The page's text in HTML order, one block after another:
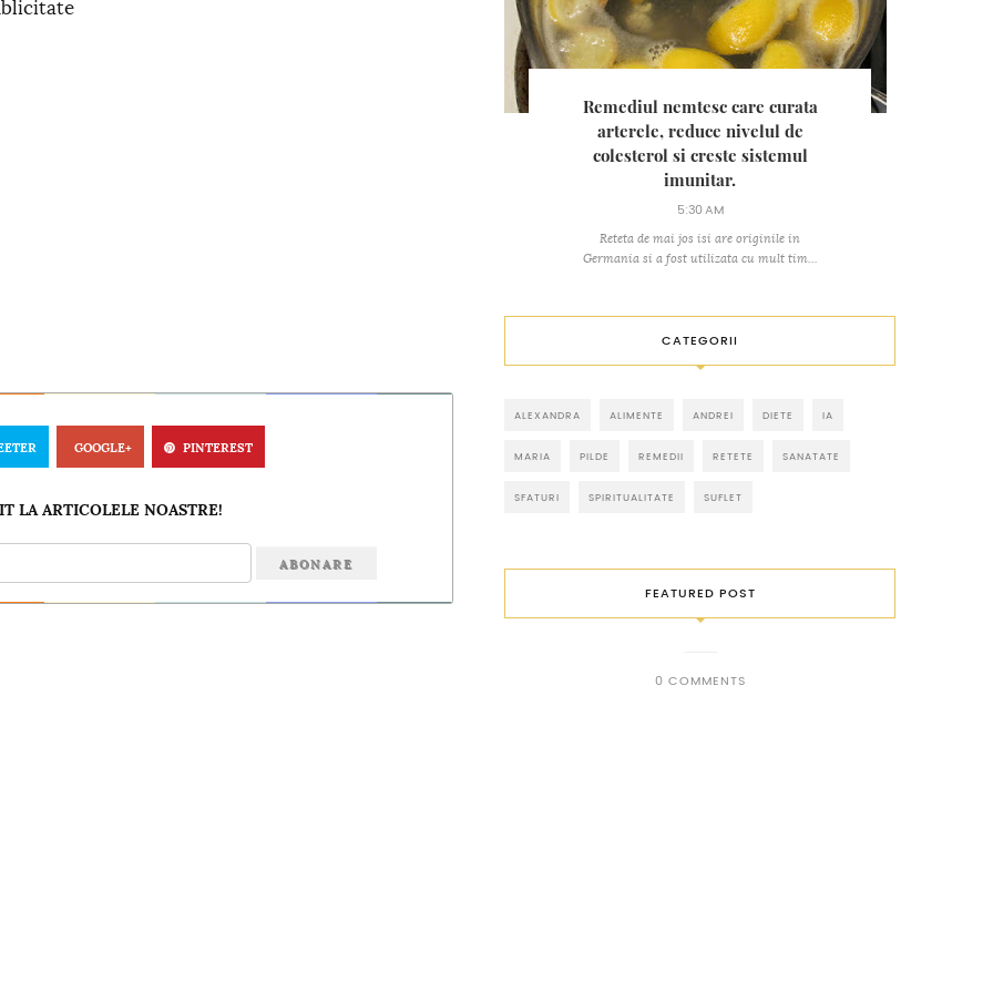
GOOGLE+ PINTEREST
LA ARTICOLELE NOASTRE!
Remediul nemtesc care curata
arterele, reduce nivelul de
colesterol si creste sistemul
imunitar.
5:30 AM
Reteta de mai jos isi are originile in
Germania si a fost utilizata cu mult tim...
CATEGORII
ALEXANDRA ALIMENTE ANDREI DIETE IA
MARIA PILDE REMEDII RETETE SANATATE
SFATURI SPIRITUALITATE SUFLET
FEATURED POST
0 COMMENTS